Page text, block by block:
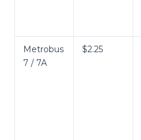
Metrobus
7 / 7A
$2.25